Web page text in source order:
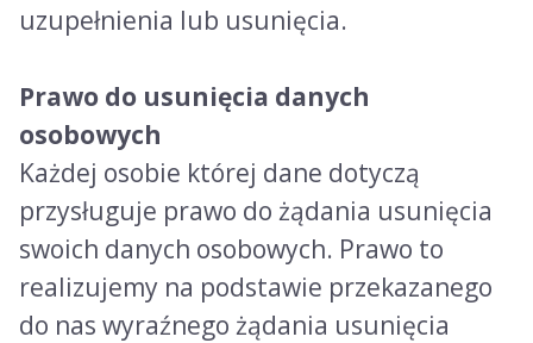
uzupełnienia lub usunięcia.
Prawo do usunięcia danych
osobowych
Każdej osobie której dane dotyczą
przysługuje prawo do żądania usunięcia
swoich danych osobowych. Prawo to
realizujemy na podstawie przekazanego
do nas wyraźnego żądania usunięcia